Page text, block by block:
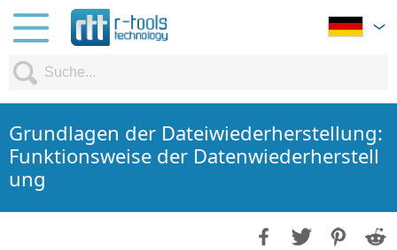
Grundlagen der Dateiwiederherstellung:
Funktionsweise der Datenwiederherstell
ung